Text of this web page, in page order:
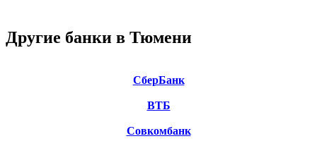
Другие банки в Тюмени
СберБанк
ВТБ
Совкомбанк